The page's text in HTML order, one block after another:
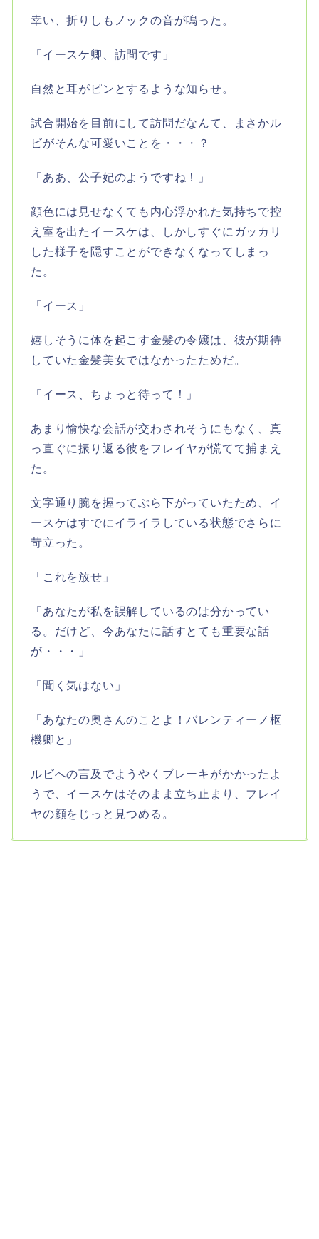
幸い、折りしもノックの音が鳴った。
「イースケ卿、訪問です」
自然と耳がピンとするような知らせ。
試合開始を目前にして訪問だなんて、まさかル
ビがそんな可愛いことを・・・？
「ああ、公子妃のようですね！」
顔色には見せなくても内心浮かれた気持ちで控
え室を出たイースケは、しかしすぐにガッカリ
した様子を隠すことができなくなってしまっ
た。
「イース」
嬉しそうに体を起こす金髪の令嬢は、彼が期待
していた金髪美女ではなかったためだ。
「イース、ちょっと待って！」
あまり愉快な会話が交わされそうにもなく、真
っ直ぐに振り返る彼をフレイヤが慌てて捕まえ
た。
文字通り腕を握ってぶら下がっていたため、イ
ースケはすでにイライラしている状態でさらに
苛立った。
「これを放せ」
「あなたが私を誤解しているのは分かってい
る。だけど、今あなたに話すとても重要な話
が・・・」
「聞く気はない」
「あなたの奥さんのことよ！バレンティーノ枢
機卿と」
ルビへの言及でようやくブレーキがかかったよ
うで、イースケはそのまま立ち止まり、フレイ
ヤの顔をじっと見つめる。